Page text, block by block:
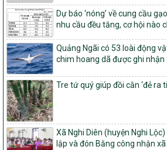
ương và tỉ lệ vốn đối ứng ngân sách
Chương trình mục tiêu quốc gia xây
nghèo bền vững và phát triển kinh tế – xã
tộc thiểu số và miền núi giai đoạn 2026 –
1451/QĐ-UBND
Phê duyệt danh sách các xã thuộc
trong xây dựng nông thôn mới giai đoạn
tỉnh Nghệ An
103/PTNT-NTM
Về việc đăng ký thực hiện Dự án liên kết
Dự án 2 – Chương trình Mục tiêu quốc
giai đoạn 2021-2025 được kéo dài sang
Dự báo ‘nóng’ về cung cầu
nhu cầu đều tăng, cơ hội nào
Quảng Ngãi có 53 loài động
chim hoang dã được ghi
Tre tứ quý giúp đồi cằn ‘đẻ ra
Xã Nghi Diên (huyện Nghi
lập và đón Bằng công nhận